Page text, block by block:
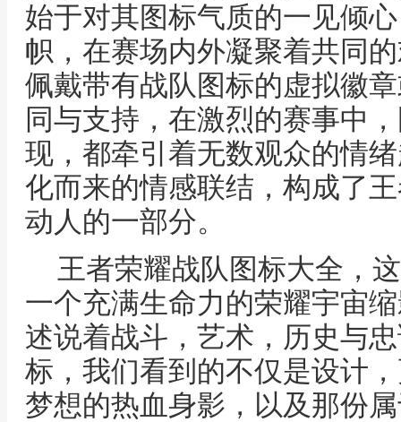
始于对其图标气质的一见倾
帜，在赛场内外凝聚着共同
佩戴带有战队图标的虚拟徽
同与支持，在激烈的赛事中
现，都牵引着无数观众的情
化而来的情感联结，构成了
动人的一部分。
王者荣耀战队图标大全，
一个充满生命力的荣耀宇宙
述说着战斗，艺术，历史与
标，我们看到的不仅是设计
梦想的热血身影，以及那份